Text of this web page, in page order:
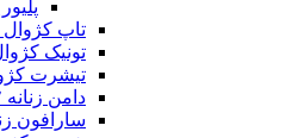
تاپ کژوال
تونیک
تیشرت
دامن زنانه
سارافون